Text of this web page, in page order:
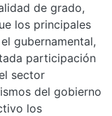
de grado,
los principales
gubernamental,
participación
sector
del gobierno
los